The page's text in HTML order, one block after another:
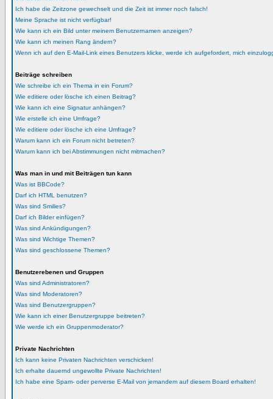
Ich habe die Zeitzone gewechselt und die Zeit ist immer noch falsch!
Meine Sprache ist nicht verfügbar!
Wie kann ich ein Bild unter meinem Benutzernamen anzeigen?
Wie kann ich meinen Rang ändern?
Wenn ich auf den E-Mail-Link eines Benutzers klicke, werde ich aufgefordert, mich
Beiträge schreiben
Wie schreibe ich ein Thema in ein Forum?
Wie editiere oder lösche ich einen Beitrag?
Wie kann ich eine Signatur anhängen?
Wie erstelle ich eine Umfrage?
Wie editiere oder lösche ich eine Umfrage?
Warum kann ich ein Forum nicht betreten?
Warum kann ich bei Abstimmungen nicht mitmachen?
Was man in und mit Beiträgen tun kann
Was ist BBCode?
Darf ich HTML benutzen?
Was sind Smilies?
Darf ich Bilder einfügen?
Was sind Ankündigungen?
Was sind Wichtige Themen?
Was sind geschlossene Themen?
Benutzerebenen und Gruppen
Was sind Administratoren?
Was sind Moderatoren?
Was sind Benutzergruppen?
Wie kann ich einer Benutzergruppe beitreten?
Wie werde ich ein Gruppenmoderator?
Private Nachrichten
Ich kann keine Privaten Nachrichten verschicken!
Ich erhalte dauernd ungewollte Private Nachrichten!
Ich habe eine Spam- oder perverse E-Mail von jemandem auf diesem Board erhalten!